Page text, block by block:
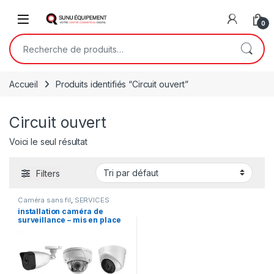
Open 0
Recherche pour :
Accueil Produits identifiés “Circuit ouvert”
Circuit ouvert
Voici le seul résultat
Filters
Caméra sans fil, SERVICES
TECHNIQUES Vidéo de
surveillance
installation caméra de
surveillance – mis en place
système télésurveillance –
Fourniture & pose
Vidéophone, interphone, –
mise en place